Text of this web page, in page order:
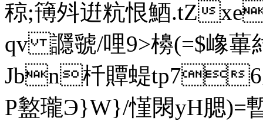
稤;簙斘逬粇恨鯂.tZ
qv 讔虢/哩9>櫋(=$嶑蓽
Jbn杄贉蝭tp7
P盭瓏Э}W}/慬閖yH腮)=